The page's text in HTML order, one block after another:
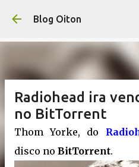
Pular para o
Blog Oiton
Radiohead ira
no BitTorrent
Thom Yorke, do
disco no BitTorrent.